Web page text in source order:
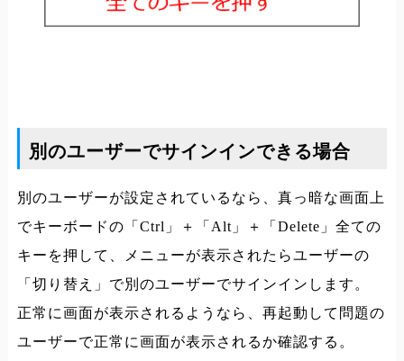
別のユーザーでサインインできる場合
別のユーザーが設定されているなら、真っ暗な画面上
でキーボードの「Ctrl」＋「Alt」＋「Delete」全ての
キーを押して、メニューが表示されたらユーザーの
「切り替え」で別のユーザーでサインインします。
正常に画面が表示されるようなら、再起動して問題の
ユーザーで正常に画面が表示されるか確認する。